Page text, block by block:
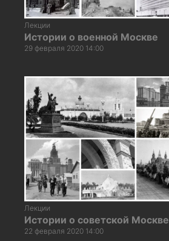
Лекции
Истории о военной Москве
29 февраля 2020 14:00
Лекции
Истории о советской Москве
22 февраля 2020 14:00